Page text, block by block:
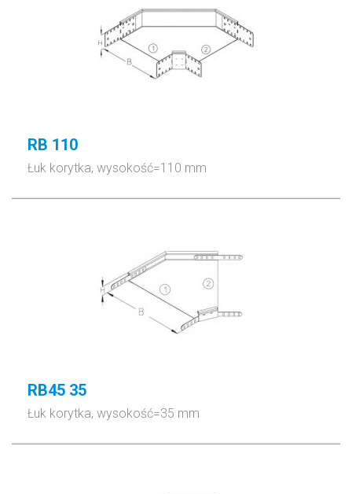
RB 110
Łuk korytka, wysokość=110 mm
RB45 35
Łuk korytka, wysokość=35 mm